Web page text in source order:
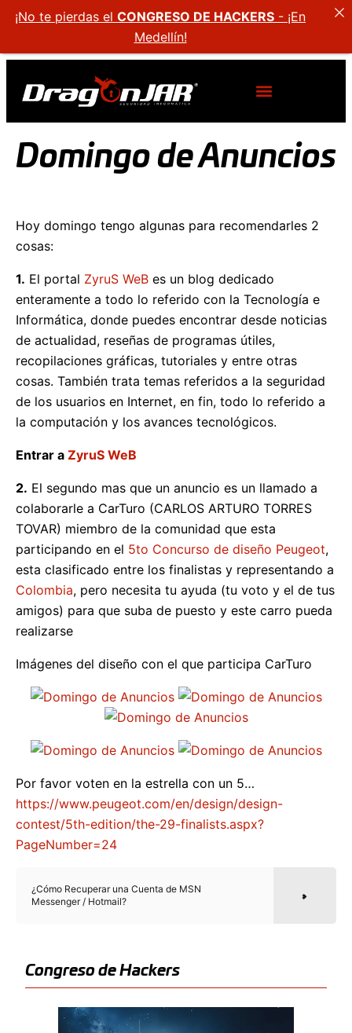
Domingo de Anuncios
Hoy domingo tengo algunas para recomendarles 2
cosas:
1. El portal ZyruS WeB es un blog dedicado
enteramente a todo lo referido con la Tecnología e
Informática, donde puedes encontrar desde noticias
de actualidad, reseñas de programas útiles,
recopilaciones gráficas, tutoriales y entre otras
cosas. También trata temas referidos a la seguridad
de los usuarios en Internet, en fin, todo lo referido a
la computación y los avances tecnológicos.
Entrar a ZyruS WeB
2. El segundo mas que un anuncio es un llamado a
colaborarle a CarTuro (CARLOS ARTURO TORRES
TOVAR) miembro de la comunidad que esta
participando en el 5to Concurso de diseño Peugeot,
esta clasificado entre los finalistas y representando a
Colombia, pero necesita tu ayuda (tu voto y el de tus
amigos) para que suba de puesto y este carro pueda
realizarse
Imágenes del diseño con el que participa CarTuro
Por favor voten en la estrella con un 5…
https://www.peugeot.com/en/design/design-
contest/5th-edition/the-29-finalists.aspx?
PageNumber=24
¿Cómo Recuperar una Cuenta de MSN
Messenger / Hotmail?
Congreso de Hackers
¡No te pierdas el CONGRESO DE HACKERS - ¡En
Medellín!